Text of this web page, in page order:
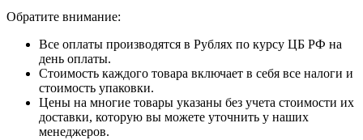
Обратите внимание:
Все оплаты производятся в Рублях по курсу ЦБ РФ на
день оплаты.
Стоимость каждого товара включает в себя все налоги и
стоимость упаковки.
Цены на многие товары указаны без учета стоимости их
доставки, которую вы можете уточнить у наших
менеджеров.